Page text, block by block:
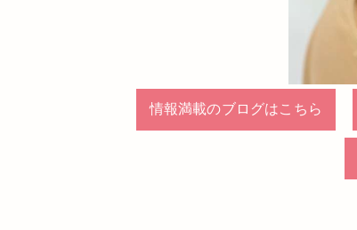
情報満載のブログはこちら